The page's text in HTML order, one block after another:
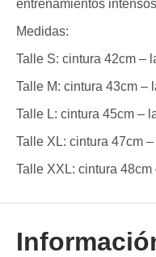
entrenamientos
Medidas:
Talle S: cintura 42cm –
Talle M: cintura 43cm –
Talle L: cintura 45cm –
Talle XL: cintura 47cm
Talle XXL: cintura 48cm